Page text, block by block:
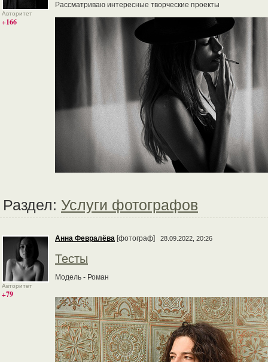
Авторитет
+166
Рассматриваю интересные творческие проекты
Раздел: Услуги фотографов
Авторитет
+79
Анна Февралёва [фотограф] 28.09.2022, 20:26
Тесты
Модель - Роман